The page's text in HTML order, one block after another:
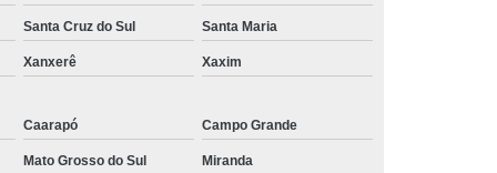
tela agrícola preta para agricultura Cariacica
quanto custa tela agrícola preta anti pássaro Amapá
Santa Cruz do Sul Santa Maria
Xanxerê Xaxim
Caarapó Campo Grande
Mato Grosso do Sul Miranda